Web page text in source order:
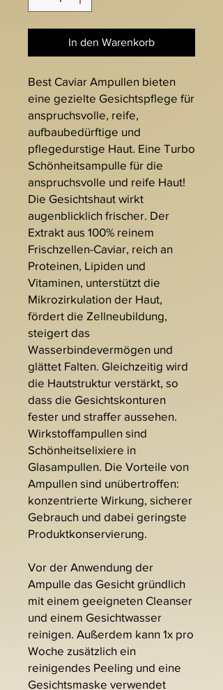
In den Warenkorb
Best Caviar Ampullen bieten
eine gezielte Gesichtspflege für
anspruchsvolle, reife,
aufbaubedürftige und
pflegedurstige Haut. Eine Turbo
Schönheitsampulle für die
anspruchsvolle und reife Haut!
Die Gesichtshaut wirkt
augenblicklich frischer. Der
Extrakt aus 100% reinem
Frischzellen-Caviar, reich an
Proteinen, Lipiden und
Vitaminen, unterstützt die
Mikrozirkulation der Haut,
fördert die Zellneubildung,
steigert das
Wasserbindevermögen und
glättet Falten. Gleichzeitig wird
die Hautstruktur verstärkt, so
dass die Gesichtskonturen
fester und straffer aussehen.
Wirkstoffampullen sind
Schönheitselixiere in
Glasampullen. Die Vorteile von
Ampullen sind unübertroffen:
konzentrierte Wirkung, sicherer
Gebrauch und dabei geringste
Produktkonservierung.
Vor der Anwendung der
Ampulle das Gesicht gründlich
mit einem geeigneten Cleanser
und einem Gesichtwasser
reinigen. Außerdem kann 1x pro
Woche zusätzlich ein
reinigendes Peeling und eine
Gesichtsmaske verwendet